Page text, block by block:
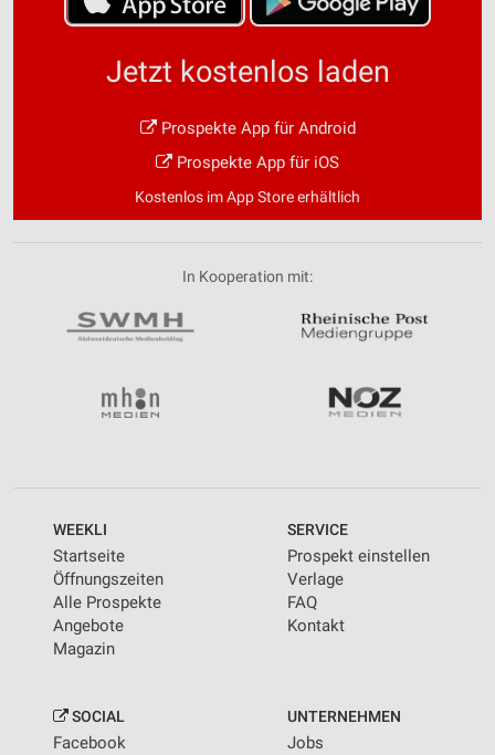
Jetzt kostenlos laden
Prospekte App für Android
Prospekte App für iOS
Kostenlos im App Store erhältlich
In Kooperation mit:
WEEKLI
Startseite
Öffnungszeiten
Alle Prospekte
Angebote
Magazin
SERVICE
Prospekt einstellen
Verlage
FAQ
Kontakt
SOCIAL
Facebook
UNTERNEHMEN
Jobs